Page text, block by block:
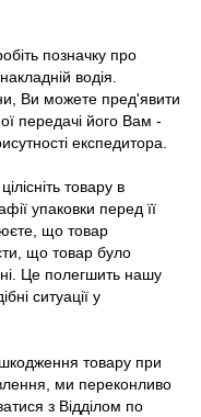
позначку про
водія.
Ви можете пред'явити
передачі його Вам -
експедитора.
товару в
упаковки перед її
що товар
що товар було
Це полегшить нашу
ситуації у
товару при
ми переконливо
з Відділом по